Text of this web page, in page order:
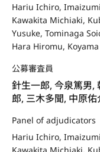
Hariu Ichiro,
Kawakita Michiaki,
Yusuke, Tominaga
Hara Hiromu,
公募審査員
針生一郎, 今泉篤男,
郎, 三木多聞, 中原
Panel of adjudicators
Hariu Ichiro,
Kawakita Michiaki,